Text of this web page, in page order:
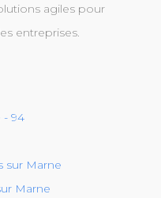
agiles pour
entreprises.
- 94
sur Marne
Marne